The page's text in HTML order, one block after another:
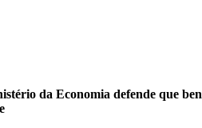
da Economia defende que